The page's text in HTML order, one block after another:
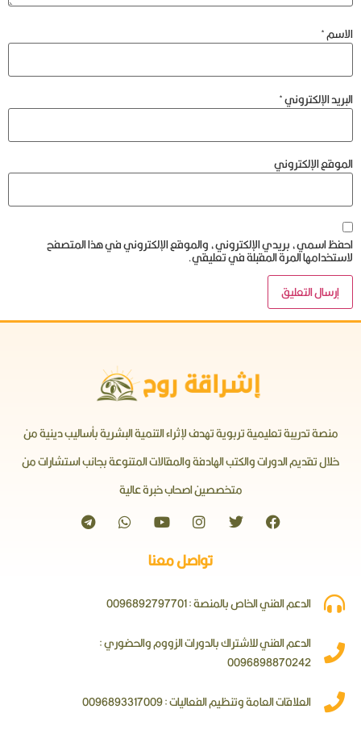
الاسم*
البريد الإلكتروني*
الموقع الإلكتروني
احفظ اسمي، بريدي الإلكتروني، والموقع الإلكتروني في هذا المتصفح
لاستخدامها المرة المقبلة في تعليقي.
منصة تدريبة تعليمية تربوية تهدف لإثراء التنمية البشرية بأساليب دينية من
خلال تقديم الدورات والكتب الهادفة والمقالات المتنوعة بجانب استشارات من
متخصصين اصحاب خبرة عالية
تواصل معنا
الدعم الفني الخاص بالمنصة : 0096892797701
الدعم الفني للاشتراك بالدورات الزووم والحضوري :
0096898870242
العلاقات العامة وتنظيم الفعاليات : 0096893317009